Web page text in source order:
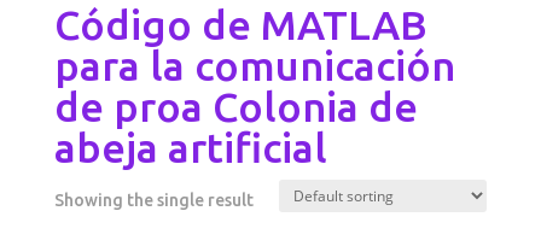
Código de MATLAB
para la comunicación
de proa Colonia de
abeja artificial
Showing the single result